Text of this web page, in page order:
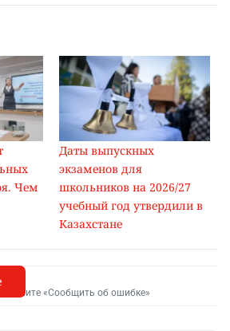
Чем
Даты выпускных
экзаменов для
школьников на 2026/27
учебный год утвердили в
Казахстане
нажмите «Сообщить об ошибке»